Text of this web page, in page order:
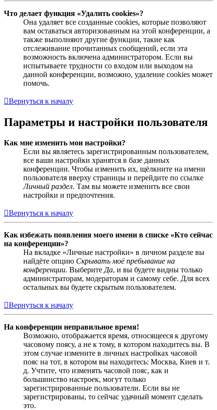
Что делает функция «Удалить cookies»?
Она удаляет все созданные cookies, которые позволяют
вам оставаться авторизованным на этой конференции, а
также выполняют другие функции, такие как
отслеживание прочитанных сообщений, если эта
возможность включена администратором. Если вы
испытываете трудности со входом или выходом на
данной конференции, возможно, удаление cookies может
помочь.
Вернуться к началу
Параметры и настройки пользователя
Как мне изменить мои настройки?
Если вы являетесь зарегистрированным пользователем,
все ваши настройки хранятся в базе данных
конференции. Чтобы изменить их, щёлкните на имени
пользователя вверху страницы и перейдите по ссылке
Личный раздел. Там вы можете изменить все свои
настройки и предпочтения.
Вернуться к началу
Как избежать появления моего имени в списке «Кто сейчас
на конференции»?
На вкладке «Личные настройки» в личном разделе вы
найдёте опцию Скрывать моё пребывание на
конференции. Выберите Да, и вы будете видны только
администраторам, модераторам и самому себе. Для всех
остальных вы будете скрытым пользователем.
Вернуться к началу
На конференции неправильное время!
Возможно, отображается время, относящееся к другому
часовому поясу, а не к тому, в котором находитесь вы. В
этом случае измените в личных настройках часовой
пояс на тот, в котором вы находитесь: Москва, Киев и т.
д. Учтите, что изменять часовой пояс, как и
большинство настроек, могут только
зарегистрированные пользователи. Если вы не
зарегистрированы, то сейчас удачный момент сделать
это.